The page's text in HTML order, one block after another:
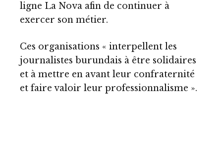
ligne La Nova afin de continuer à
exercer son métier.
Ces organisations « interpellent les
journalistes burundais à être solidaires
et à mettre en avant leur confraternité
et faire valoir leur professionnalisme ».